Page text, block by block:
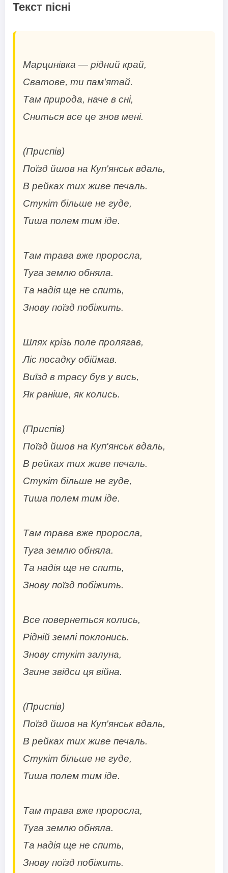
Текст пісні
Марцинівка — рідний край,
Сватове, ти пам'ятай.
Там природа, наче в сні,
Сниться все це знов мені.
(Приспів)
Поїзд йшов на Куп'янськ вдаль,
В рейках тих живе печаль.
Стукіт більше не гуде,
Тиша полем тим іде.
Там трава вже проросла,
Туга землю обняла.
Та надія ще не спить,
Знову поїзд побіжить.
Шлях крізь поле пролягав,
Ліс посадку обіймав.
Виїзд в трасу був у вись,
Як раніше, як колись.
(Приспів)
Поїзд йшов на Куп'янськ вдаль,
В рейках тих живе печаль.
Стукіт більше не гуде,
Тиша полем тим іде.
Там трава вже проросла,
Туга землю обняла.
Та надія ще не спить,
Знову поїзд побіжить.
Все повернеться колись,
Рідній землі поклонись.
Знову стукіт залуна,
Згине звідси ця війна.
(Приспів)
Поїзд йшов на Куп'янськ вдаль,
В рейках тих живе печаль.
Стукіт більше не гуде,
Тиша полем тим іде.
Там трава вже проросла,
Туга землю обняла.
Та надія ще не спить,